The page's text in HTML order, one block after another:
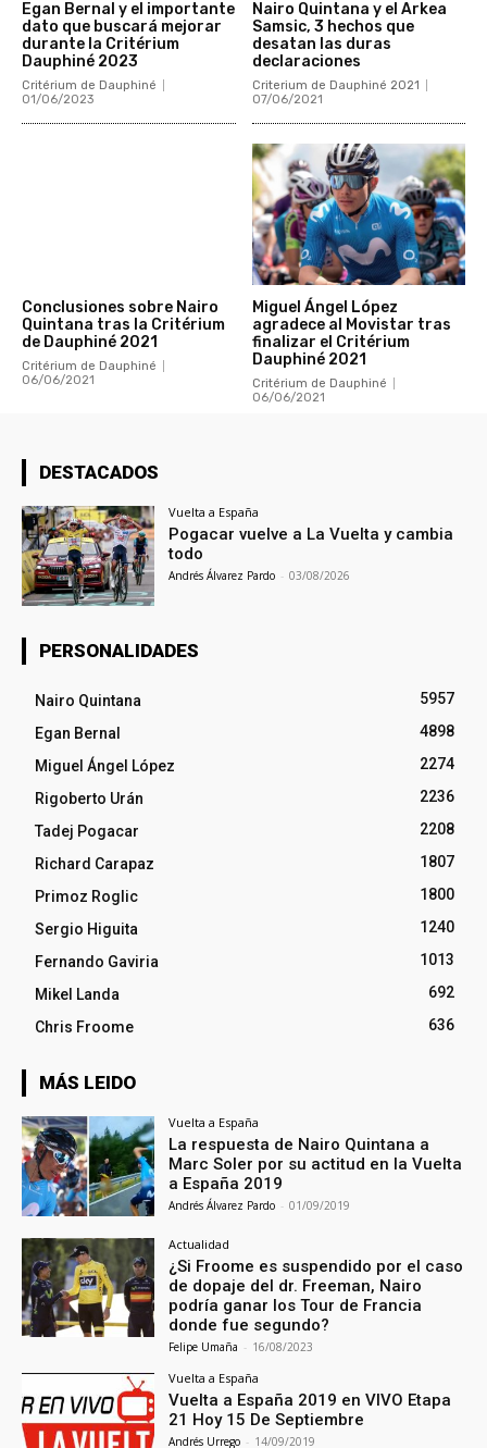
Egan Bernal y el importante
dato que buscará mejorar
durante la Critérium
Dauphiné 2023
Critérium de Dauphiné
01/06/2023
Nairo Quintana y el Arkea
Samsic, 3 hechos que
desatan las duras
declaraciones
Criterium de Dauphiné 2021
07/06/2021
Conclusiones sobre Nairo
Quintana tras la Critérium
de Dauphiné 2021
Critérium de Dauphiné
06/06/2021
Miguel Ángel López
agradece al Movistar tras
finalizar el Critérium
Dauphiné 2021
Critérium de Dauphiné
06/06/2021
DESTACADOS
Vuelta a España
Pogacar vuelve a La Vuelta y cambia
todo
Andrés Álvarez Pardo - 03/08/2026
PERSONALIDADES
Nairo Quintana
5957
Egan Bernal
4898
Miguel Ángel López
2274
Rigoberto Urán
2236
Tadej Pogacar
2208
Richard Carapaz
1807
Primoz Roglic
1800
Sergio Higuita
1240
Fernando Gaviria
1013
Mikel Landa
692
Chris Froome
636
MÁS LEIDO
Vuelta a España
La respuesta de Nairo Quintana a
Marc Soler por su actitud en la Vuelta
a España 2019
Andrés Álvarez Pardo - 01/09/2019
Actualidad
¿Si Froome es suspendido por el caso
de dopaje del dr. Freeman, Nairo
podría ganar los Tour de Francia
donde fue segundo?
Felipe Umaña - 16/08/2023
Vuelta a España
Vuelta a España 2019 en VIVO Etapa
21 Hoy 15 De Septiembre
Andrés Urrego - 14/09/2019